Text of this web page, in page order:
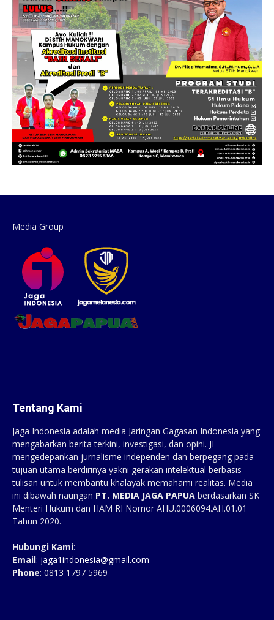
Media Group
Tentang Kami
Jaga Indonesia adalah media Jaringan Gagasan Indonesia yang
mengabarkan berita terkini, investigasi, dan opini. JI
mengedepankan jurnalisme independen dan berpegang pada
tujuan utama berdirinya yakni gerakan intelektual berbasis
tulisan untuk membantu khalayak memahami realitas. Media
ini dibawah naungan PT. MEDIA JAGA PAPUA berdasarkan SK
Menteri Hukum dan HAM RI Nomor AHU.0006094.AH.01.01
Tahun 2020.
Hubungi Kami:
Email: jaga1indonesia@gmail.com
Phone: 0813 1797 5969